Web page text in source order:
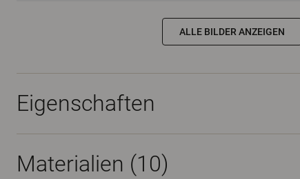
ALLE BILDER ANZEIGEN
Eigenschaften
Materialien (10)